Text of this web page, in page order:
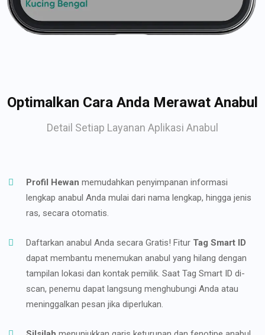
Optimalkan Cara Anda Merawat Anabul
Detail Setiap Layanan Aplikasi Anabul
Profil Hewan memudahkan penyimpanan informasi
lengkap anabul Anda mulai dari nama lengkap, hingga jenis
ras, secara otomatis.
Daftarkan anabul Anda secara Gratis! Fitur Tag Smart ID
dapat membantu menemukan anabul yang hilang dengan
tampilan lokasi dan kontak pemilik. Saat Tag Smart ID di-
scan, penemu dapat langsung menghubungi Anda atau
meninggalkan pesan jika diperlukan.